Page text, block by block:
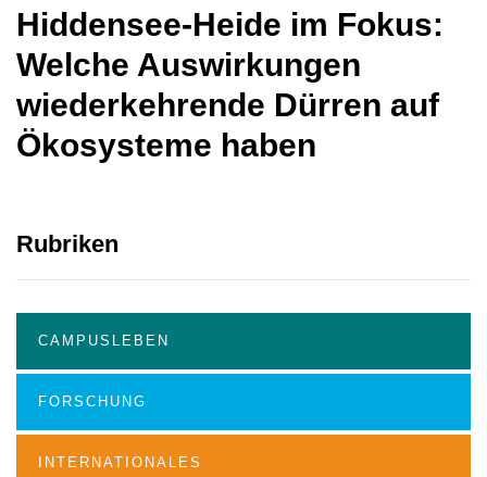
Hiddensee-Heide im Fokus:
Welche Auswirkungen
wiederkehrende Dürren auf
Ökosysteme haben
Rubriken
CAMPUSLEBEN
FORSCHUNG
INTERNATIONALES